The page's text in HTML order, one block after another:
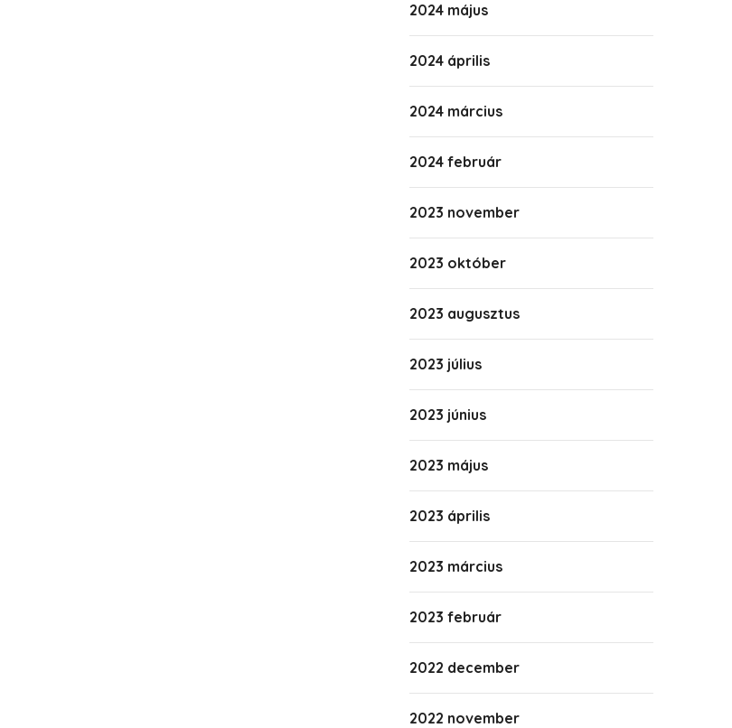
2024 május
2024 április
2024 március
2024 február
2023 november
2023 október
2023 augusztus
2023 július
2023 június
2023 május
2023 április
2023 március
2023 február
2022 december
2022 november